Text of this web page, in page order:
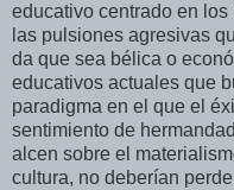
educativo centrado en
las pulsiones agresivas
da que sea bélica o
educativos actuales que
paradigma en el que el
sentimiento de
alcen sobre el
cultura, no deberían